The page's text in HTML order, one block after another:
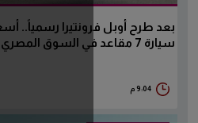
رسمياً.. أسعار ومواصفات أصغر